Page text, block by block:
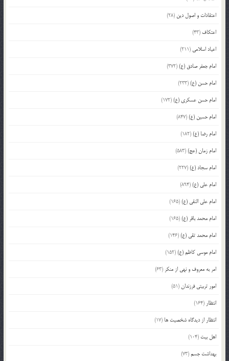
اعتقادات و اصول دین (28)
اعتکاف (43)
اعیاد اسلامی (211)
امام جعفر صادق (ع)(372)
امام حسن (ع)(233)
امام حسن عسکری (ع)(172)
امام حسین (ع)(847)
امام رضا (ع)(182)
امام زمان (عج)(583)
امام سجاد (ع)(227)
امام علی (ع)(894)
امام علی النقی (ع)(165)
امام محمد باقر (ع)(165)
امام محمد تقی (ع)(146)
امام موسی کاظم (ع)(152)
امر به معروف و نهی از منکر (63)
امور تربیتی فرزندان(51)
انتظار (164)
انتظار از دیدگاه شخصیت ها (17)
اهل بیت (104)
بهداشت جسم(73)